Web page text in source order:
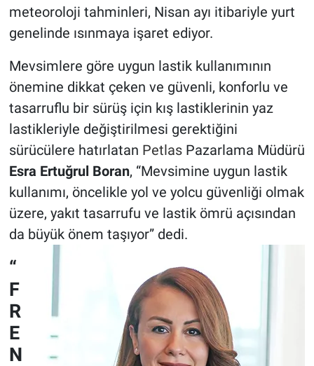
meteoroloji tahminleri, Nisan ayı itibariyle yurt
genelinde ısınmaya işaret ediyor.
Mevsimlere göre uygun lastik kullanımının
önemine dikkat çeken ve güvenli, konforlu ve
tasarruflu bir sürüş için kış lastiklerinin yaz
lastikleriyle değiştirilmesi gerektiğini
sürücülere hatırlatan PetlasPazarlama Müdürü
Esra Ertuğrul Boran, “Mevsimine uygun lastik
kullanımı, öncelikle yol ve yolcu güvenliği olmak
üzere, yakıt tasarrufu ve lastik ömrü açısından
da büyük önem taşıyor” dedi.
“
F
R
E
N